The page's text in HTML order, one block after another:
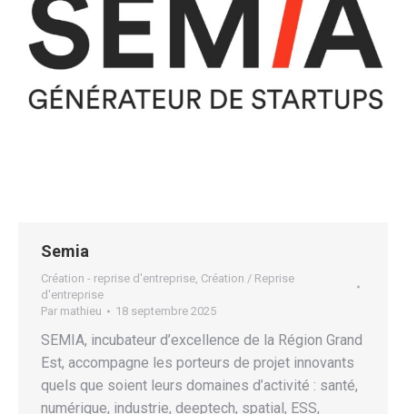
Semia
Création - reprise d'entreprise, Création / Reprise
d'entreprise
Par mathieu 18 septembre 2025
SEMIA, incubateur d’excellence de la Région Grand
Est, accompagne les porteurs de projet innovants
quels que soient leurs domaines d’activité : santé,
numérique, industrie, deeptech, spatial, ESS,